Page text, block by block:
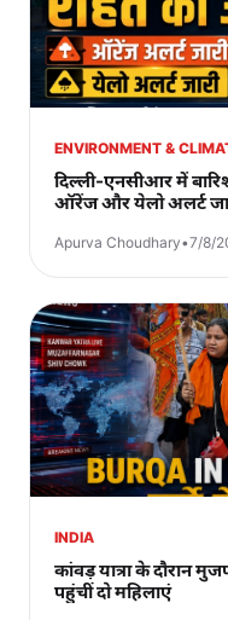
ENVIRONMENT &
दिल्ली-एनसीआर में
ऑरेंज और येलो अलर्ट
Apurva Choudhary•7/8/
INDIA
कांवड़ यात्रा के दौरान
पहुंचीं दो महिलाएं